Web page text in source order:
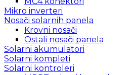
Mikro inverteri
Nosači solarnih panela
Krovni nosači
Ostali nosači panela
Solarni akumulatori
Solarni kompleti
Solarni kontroleri